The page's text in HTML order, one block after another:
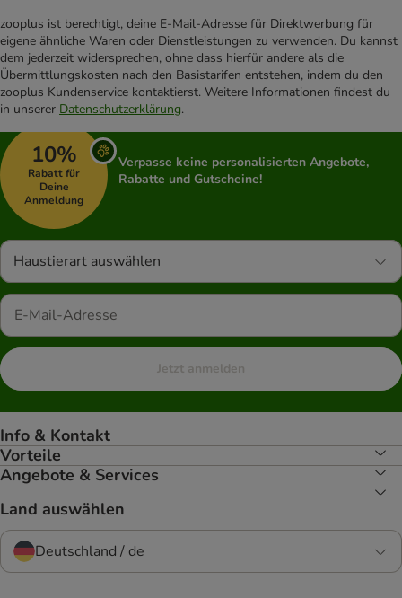
zooplus ist berechtigt, deine E-Mail-Adresse für Direktwerbung für
eigene ähnliche Waren oder Dienstleistungen zu verwenden. Du kannst
dem jederzeit widersprechen, ohne dass hierfür andere als die
Übermittlungskosten nach den Basistarifen entstehen, indem du den
zooplus Kundenservice kontaktierst. Weitere Informationen findest du
in unserer Datenschutzerklärung.
10%
Rabatt für
Deine
Anmeldung
Verpasse keine personalisierten Angebote,
Rabatte und Gutscheine!
Haustierart auswählen
Jetzt anmelden
Info & Kontakt
Vorteile
Angebote & Services
Land auswählen
Deutschland / de